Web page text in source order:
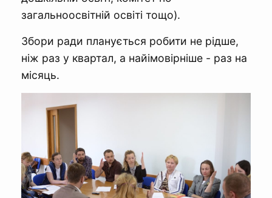
загальноосвітній освіті тощо).
Збори ради планується робити не рідше,
ніж раз у квартал, а найімовірніше - раз на
місяць.